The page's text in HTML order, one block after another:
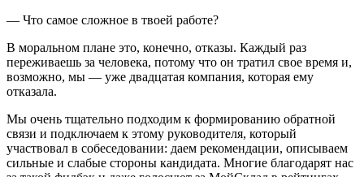
— Что самое сложное в твоей работе?
В моральном плане это, конечно, отказы. Каждый раз
переживаешь за человека, потому что он тратил свое время и,
возможно, мы — уже двадцатая компания, которая ему
отказала.
Мы очень тщательно подходим к формированию обратной
связи и подключаем к этому руководителя, который
участвовал в собеседовании: даем рекомендации, описываем
сильные и слабые стороны кандидата. Многие благодарят нас